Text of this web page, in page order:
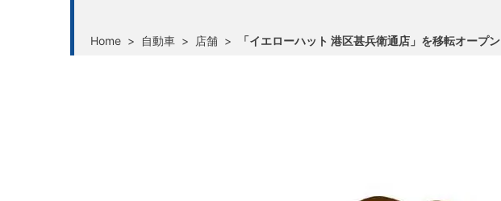
Home > 自動車 > 店舗 > 「イエローハット 港区甚兵衛通店」を移転オープン